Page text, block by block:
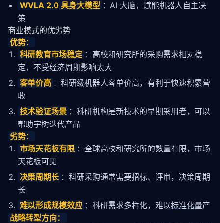
WVLA 2.0 具身大模型 ：AI 大脑，赋能机器人自主决
策
商业模式的优劣势
优势：
科研教育市场稳定 ：高校和研究所的采购需求相对稳
定，不受经济周期影响太大
客单价高 ：科研级机器人客单价高，有利于快速积累营
收
技术验证场景 ：科研机构是新技术的早期采用者，可以
帮助宇树迭代产品
劣势：
市场天花板有限 ：全球高校和研究所的数量有限，市场
天花板可见
决策周期长 ：科研采购通常需要招标、评审，决策周期
长
难以形成规模效应 ：科研需求多样化，难以标准化量产
战略转型方向：